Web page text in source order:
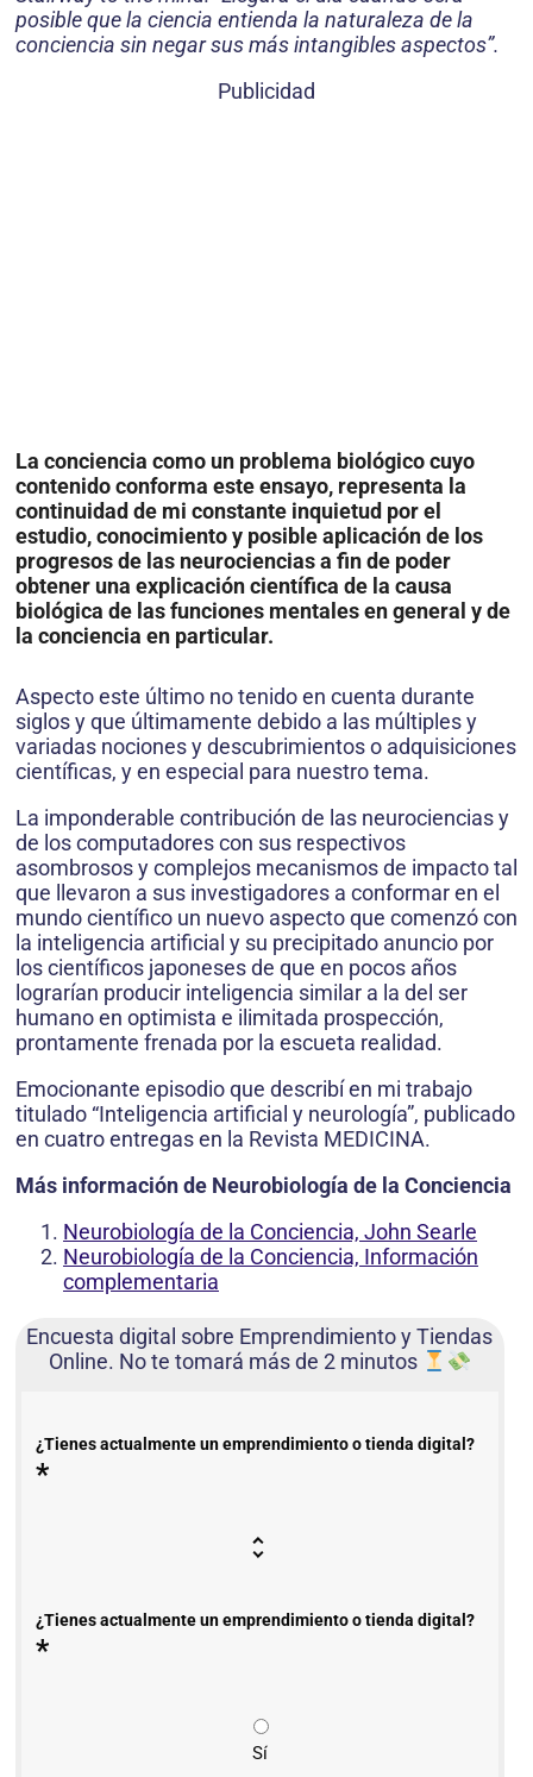
posible que la ciencia entienda la naturaleza de la
conciencia sin negar sus más intangibles aspectos”.
Publicidad
La conciencia como un problema biológico cuyo
contenido conforma este ensayo, representa la
continuidad de mi constante inquietud por el
estudio, conocimiento y posible aplicación de los
progresos de las neurociencias a fin de poder
obtener una explicación científica de la causa
biológica de las funciones mentales en general y de
la conciencia en particular.
Aspecto este último no tenido en cuenta durante
siglos y que últimamente debido a las múltiples y
variadas nociones y descubrimientos o adquisiciones
científicas, y en especial para nuestro tema.
La imponderable contribución de las neurociencias y
de los computadores con sus respectivos
asombrosos y complejos mecanismos de impacto tal
que llevaron a sus investigadores a conformar en el
mundo científico un nuevo aspecto que comenzó con
la inteligencia artificial y su precipitado anuncio por
los científicos japoneses de que en pocos años
lograrían producir inteligencia similar a la del ser
humano en optimista e ilimitada prospección,
prontamente frenada por la escueta realidad.
Emocionante episodio que describí en mi trabajo
titulado “Inteligencia artificial y neurología”, publicado
en cuatro entregas en la Revista MEDICINA.
Más información de Neurobiología de la Conciencia
Neurobiología de la Conciencia, John Searle
Neurobiología de la Conciencia, Información
complementaria
Encuesta digital sobre Emprendimiento y Tiendas
Online. No te tomará más de 2 minutos
¿Tienes actualmente un emprendimiento o tienda digital?
*
¿Tienes actualmente un emprendimiento o tienda digital?
*
Sí